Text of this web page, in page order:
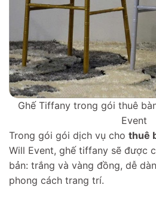
Ghế Tiffany trong gói thuê
Event
Trong gói gói dịch vụ cho thuê
Will Event, ghế tiffany sẽ được
bản: trắng và vàng đồng, dễ
phong cách trang trí.